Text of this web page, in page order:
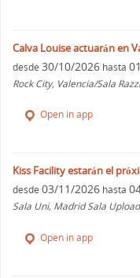
Calva Louise actuarán en
desde 30/10/2026 hasta
Rock City, Valencia/Sala
Open in app
Kiss Facility estarán el
desde 03/11/2026 hasta
Sala Uni, Madrid Sala
Open in app